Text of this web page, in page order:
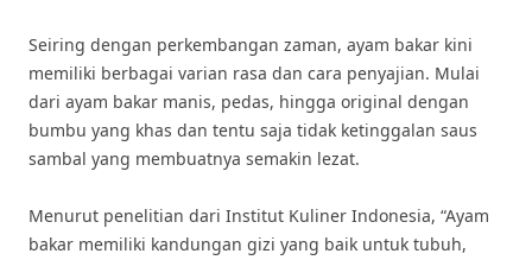
Seiring dengan perkembangan zaman, ayam bakar kini
memiliki berbagai varian rasa dan cara penyajian. Mulai
dari ayam bakar manis, pedas, hingga original dengan
bumbu yang khas dan tentu saja tidak ketinggalan saus
sambal yang membuatnya semakin lezat.
Menurut penelitian dari Institut Kuliner Indonesia, “Ayam
bakar memiliki kandungan gizi yang baik untuk tubuh,